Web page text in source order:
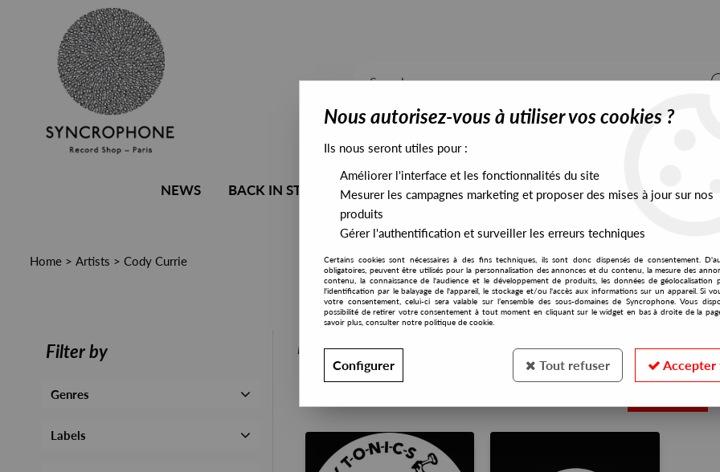
NEWS BACK IN STOCK ALL STOCK EXCLUSIVES PRESALES EXCLUSIVES
Home > Artists > Cody Currie
Filter by
Genres
Labels
PRESALES EXCLUSIVES
Nous autorisez-vous à utiliser vos cookies ?
Ils nous seront utiles pour :
Améliorer l'interface et les fonctionnalités du site
Mesurer les campagnes marketing et proposer des mises à jour sur nos
produits
Gérer l'authentification et surveiller les erreurs techniques
Certains cookies sont nécessaires à des fins techniques, ils sont donc dispensés de consentement.
obligatoires, peuvent être utilisés pour la personnalisation des annonces et du contenu, la mesure des
contenu, la connaissance de l'audience et le développement de produits, les données de géolocalisation
l'identification par le balayage de l'appareil, le stockage et/ou l'accès aux informations sur un appareil. Si
votre consentement, celui-ci sera valable sur l’ensemble des sous-domaines de Syncrophone. Vous
possibilité de retirer votre consentement à tout moment en cliquant sur le widget en bas à droite de la
savoir plus, consulter notre politique de cookie.
Configurer Tout refuser Accepter